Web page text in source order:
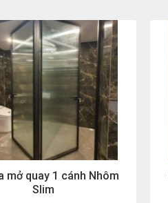
mở quay 1 cánh Nhôm
Slim